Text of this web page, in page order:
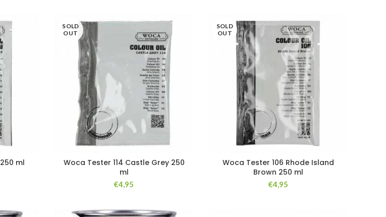
ml
SOLD
OUT
Woca Tester 114 Castle Grey 250
ml
€4,95
SOLD
OUT
Woca Tester 106 Rhode Island
Brown 250 ml
€4,95